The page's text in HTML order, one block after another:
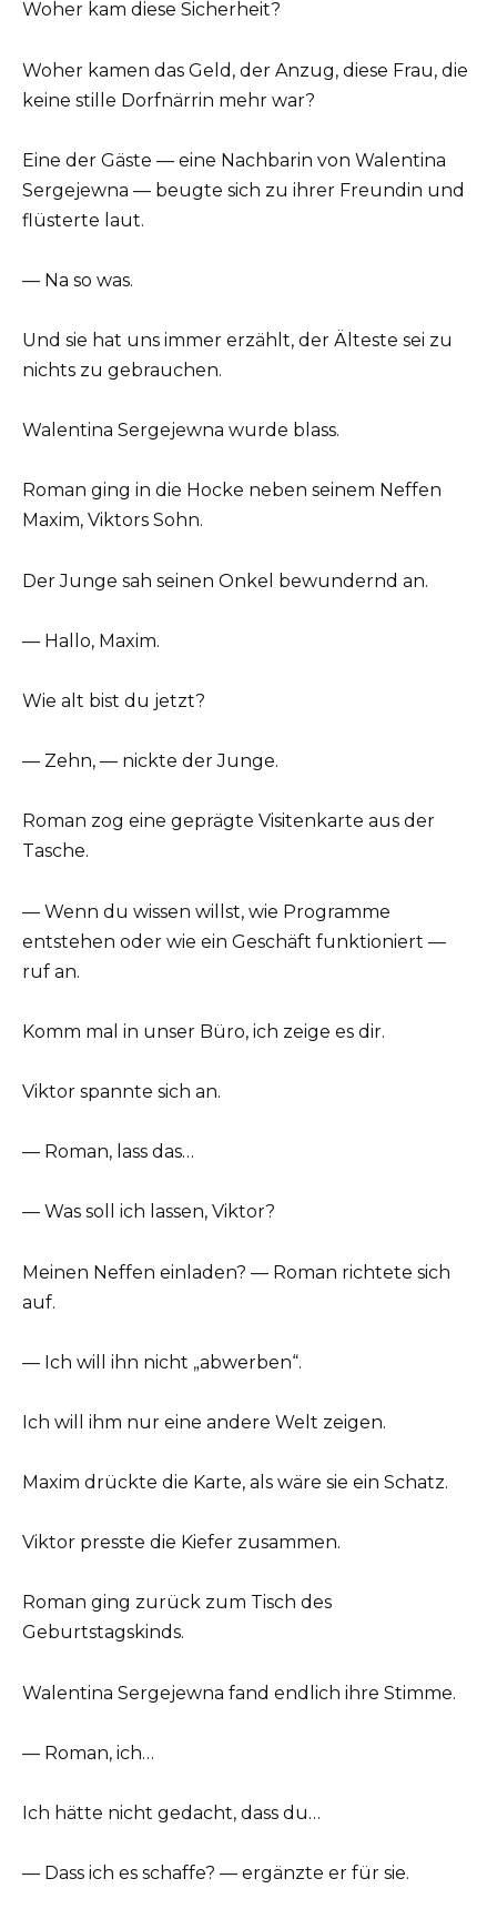
Woher kam diese Sicherheit?
Woher kamen das Geld, der Anzug, diese Frau, die
keine stille Dorfnärrin mehr war?
Eine der Gäste — eine Nachbarin von Walentina
Sergejewna — beugte sich zu ihrer Freundin und
flüsterte laut.
— Na so was.
Und sie hat uns immer erzählt, der Älteste sei zu
nichts zu gebrauchen.
Walentina Sergejewna wurde blass.
Roman ging in die Hocke neben seinem Neffen
Maxim, Viktors Sohn.
Der Junge sah seinen Onkel bewundernd an.
— Hallo, Maxim.
Wie alt bist du jetzt?
— Zehn, — nickte der Junge.
Roman zog eine geprägte Visitenkarte aus der
Tasche.
— Wenn du wissen willst, wie Programme
entstehen oder wie ein Geschäft funktioniert —
ruf an.
Komm mal in unser Büro, ich zeige es dir.
Viktor spannte sich an.
— Roman, lass das…
— Was soll ich lassen, Viktor?
Meinen Neffen einladen? — Roman richtete sich
auf.
— Ich will ihn nicht „abwerben“.
Ich will ihm nur eine andere Welt zeigen.
Maxim drückte die Karte, als wäre sie ein Schatz.
Viktor presste die Kiefer zusammen.
Roman ging zurück zum Tisch des
Geburtstagskinds.
Walentina Sergejewna fand endlich ihre Stimme.
— Roman, ich…
Ich hätte nicht gedacht, dass du…
— Dass ich es schaffe? — ergänzte er für sie.